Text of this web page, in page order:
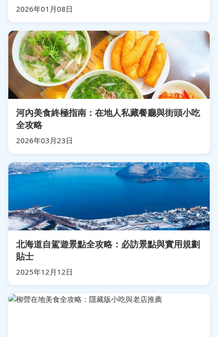
2026年01月08日
河內美食終極指南：在地人私藏餐廳與街頭小吃
全攻略
2026年03月23日
北海道自駕遊景點全攻略：必訪景點與實用規劃
貼士
2025年12月12日